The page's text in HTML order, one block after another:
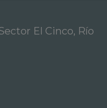
El Cinco, Río